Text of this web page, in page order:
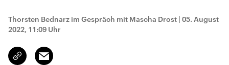
Thorsten Bednarz im Gespräch mit Mascha Drost | 05. August
2022, 11:09 Uhr
Link
kopieren/teilen
Email